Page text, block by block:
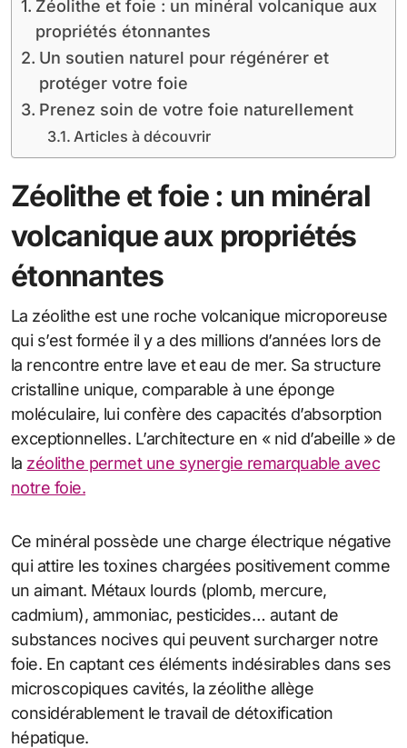
Zéolithe et foie : un minéral volcanique aux
propriétés étonnantes
Un soutien naturel pour régénérer et
protéger votre foie
Prenez soin de votre foie naturellement
Articles à découvrir
Zéolithe et foie : un minéral
volcanique aux propriétés
étonnantes
La zéolithe est une roche volcanique microporeuse
qui s’est formée il y a des millions d’années lors de
la rencontre entre lave et eau de mer. Sa structure
cristalline unique, comparable à une éponge
moléculaire, lui confère des capacités d’absorption
exceptionnelles. L’architecture en « nid d’abeille » de
la zéolithe permet une synergie remarquable avec
notre foie.
Ce minéral possède une charge électrique négative
qui attire les toxines chargées positivement comme
un aimant. Métaux lourds (plomb, mercure,
cadmium), ammoniac, pesticides… autant de
substances nocives qui peuvent surcharger notre
foie. En captant ces éléments indésirables dans ses
microscopiques cavités, la zéolithe allège
considérablement le travail de détoxification
hépatique.